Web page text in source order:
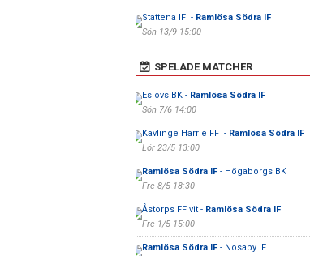
Stattena IF - Ramlösa Södra IF
Sön 13/9 15:00
SPELADE MATCHER
Eslövs BK - Ramlösa Södra IF
Sön 7/6 14:00
Kävlinge Harrie FF - Ramlösa Södra IF
Lör 23/5 13:00
Ramlösa Södra IF- Högaborgs BK
Fre 8/5 18:30
Åstorps FF vit - Ramlösa Södra IF
Fre 1/5 15:00
Ramlösa Södra IF- Nosaby IF